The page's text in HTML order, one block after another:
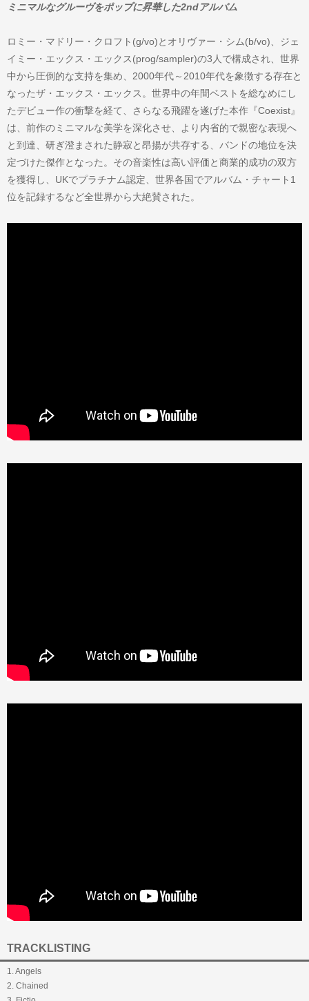
ミニマルなグルーヴをポップに昇華した2ndアルバム
ロミー・マドリー・クロフト(g/vo)とオリヴァー・シム(b/vo)、ジェ
イミー・エックス・エックス(prog/sampler)の3人で構成され、世界
中から圧倒的な支持を集め、2000年代～2010年代を象徴する存在と
なったザ・エックス・エックス。世界中の年間ベストを総なめにし
たデビュー作の衝撃を経て、さらなる飛躍を遂げた本作『Coexist』
は、前作のミニマルな美学を深化させ、より内省的で親密な表現へ
と到達、研ぎ澄まされた静寂と昂揚が共存する、バンドの地位を決
定づけた傑作となった。その音楽性は高い評価と商業的成功の双方
を獲得し、UKでプラチナム認定、世界各国でアルバム・チャート1
位を記録するなど全世界から大絶賛された。
TRACKLISTING
1. Angels
2. Chained